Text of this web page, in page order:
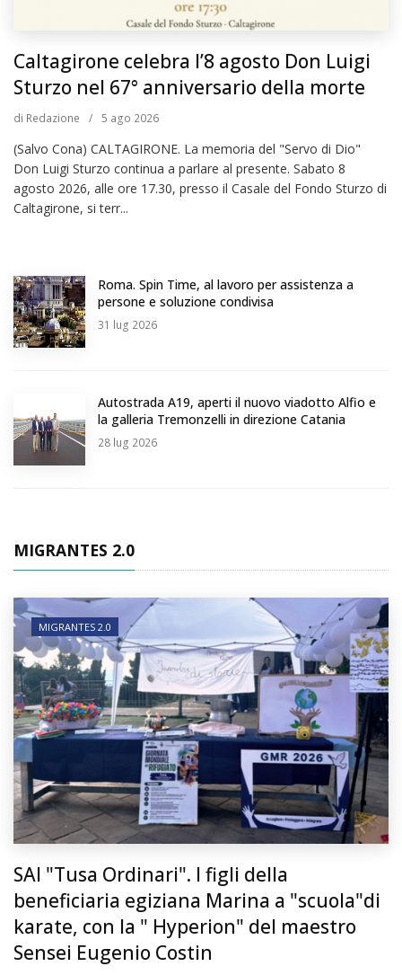
Caltagirone celebra l’8 agosto Don Luigi
Sturzo nel 67° anniversario della morte
di Redazione / 5 ago 2026
(Salvo Cona) CALTAGIRONE. La memoria del "Servo di Dio"
Don Luigi Sturzo continua a parlare al presente. Sabato 8
agosto 2026, alle ore 17.30, presso il Casale del Fondo Sturzo di
Caltagirone, si terr...
Roma. Spin Time, al lavoro per assistenza a
persone e soluzione condivisa
31 lug 2026
Autostrada A19, aperti il nuovo viadotto Alfio e
la galleria Tremonzelli in direzione Catania
28 lug 2026
MIGRANTES 2.0
MIGRANTES 2.0
SAI "Tusa Ordinari". I figli della
beneficiaria egiziana Marina a "scuola"di
karate, con la " Hyperion" del maestro
Sensei Eugenio Costin